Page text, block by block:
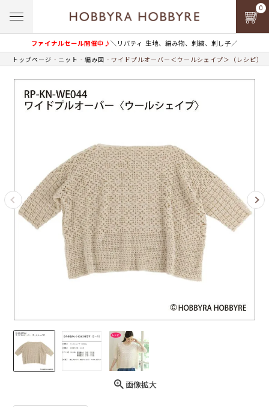
ファイナルセール開催中♪＼リバティ 生地、編み物、刺繍、刺し子／
0
トップページ ニット 編み図 ワイドプルオーバー＜ウールシェイプ＞（レシピ）
画像拡大